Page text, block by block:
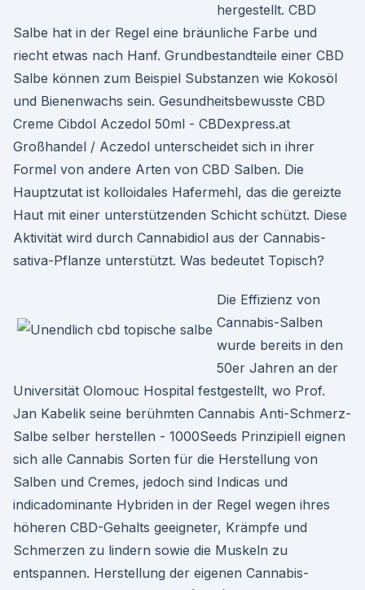
hergestellt. CBD
Salbe hat in der Regel eine bräunliche Farbe und
riecht etwas nach Hanf. Grundbestandteile einer CBD
Salbe können zum Beispiel Substanzen wie Kokosöl
und Bienenwachs sein. Gesundheitsbewusste CBD
Creme Cibdol Aczedol 50ml - CBDexpress.at
Großhandel / Aczedol unterscheidet sich in ihrer
Formel von andere Arten von CBD Salben. Die
Hauptzutat ist kolloidales Hafermehl, das die gereizte
Haut mit einer unterstützenden Schicht schützt. Diese
Aktivität wird durch Cannabidiol aus der Cannabis-
sativa-Pflanze unterstützt. Was bedeutet Topisch?
Die Effizienz von
Cannabis-Salben
wurde bereits in den
50er Jahren an der
Universität Olomouc Hospital festgestellt, wo Prof.
Jan Kabelik seine berühmten Cannabis Anti-Schmerz-
Salbe selber herstellen - 1000Seeds Prinzipiell eignen
sich alle Cannabis Sorten für die Herstellung von
Salben und Cremes, jedoch sind Indicas und
indicadominante Hybriden in der Regel wegen ihres
höheren CBD-Gehalts geeigneter, Krämpfe und
Schmerzen zu lindern sowie die Muskeln zu
entspannen. Herstellung der eigenen Cannabis-